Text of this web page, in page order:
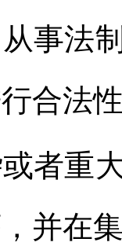
法制
合法
重大
并在